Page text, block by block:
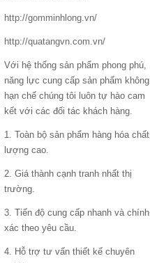
http://gomminhlong.vn/
http://quatangvn.com.vn/
Với hệ thống sản phẩm phong phú,
năng lực cung cấp sản phẩm không
hạn chế chúng tôi luôn tự hào cam
kết với các đối tác khách hàng.
1. Toàn bộ sản phẩm hàng hóa chất
lượng cao.
2. Giá thành cạnh tranh nhất thị
trường.
3. Tiến độ cung cấp nhanh và chính
xác theo yêu cầu.
4. Hỗ trợ tư vấn thiết kế chuyên